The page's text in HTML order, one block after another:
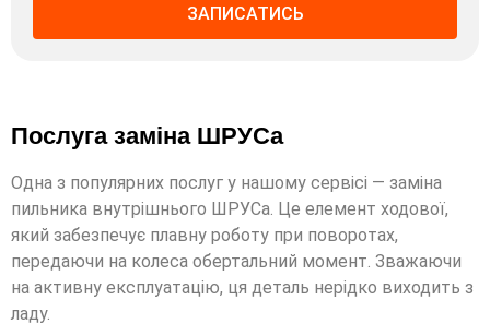
ЗАПИСАТИСЬ
Послуга заміна ШРУСа
Одна з популярних послуг у нашому сервісі — заміна
пильника внутрішнього ШРУСа. Це елемент ходової,
який забезпечує плавну роботу при поворотах,
передаючи на колеса обертальний момент. Зважаючи
на активну експлуатацію, ця деталь нерідко виходить з
ладу.